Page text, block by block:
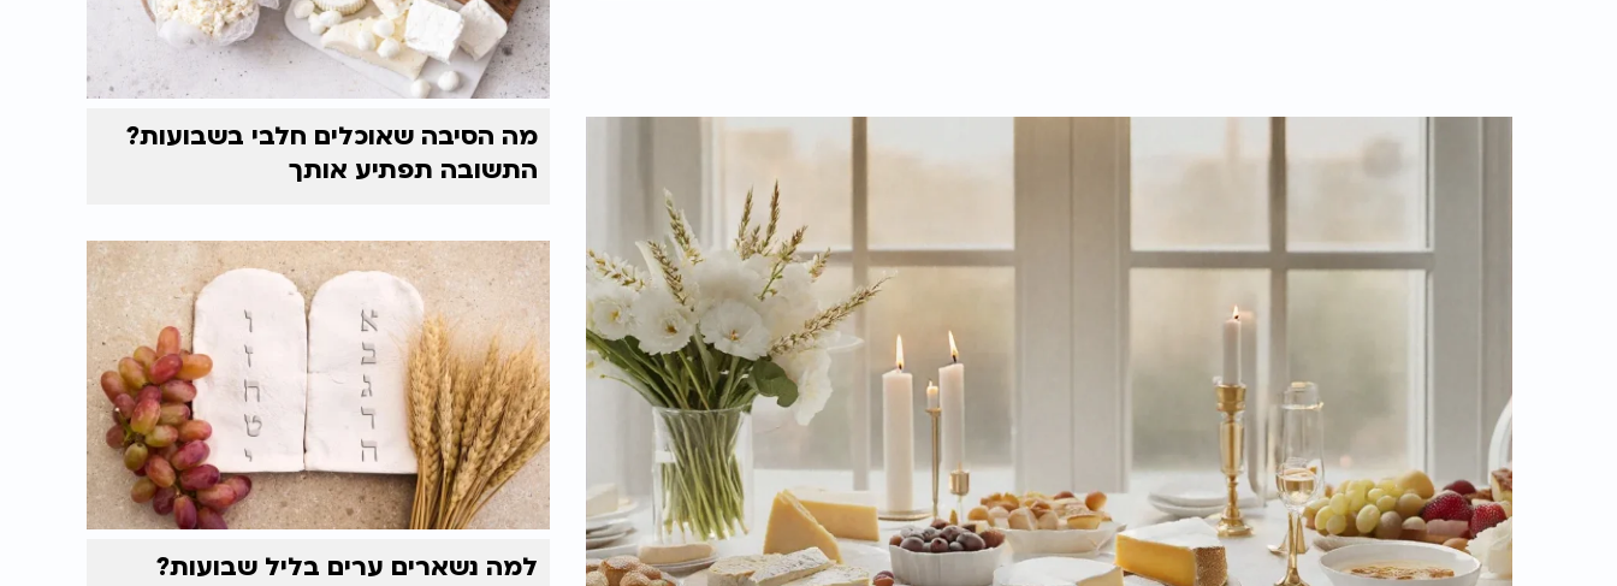
מה הסיבה שאוכלים חלבי בשבועות?
התשובה תפתיע אותך
למה נשארים ערים בליל שבועות?